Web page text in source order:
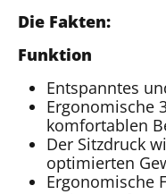
Die Fakten:
Funktion
Entspanntes
Ergonomische
komfortablen
Der Sitzdruck
optimierten
Ergonomische